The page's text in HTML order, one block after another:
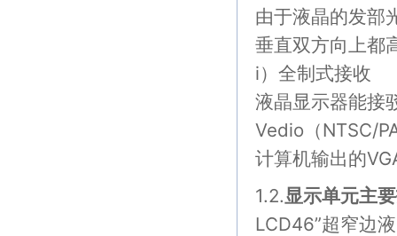
由于液晶的发部
垂直双方向上都
i）全制式接收
液晶显示器能接
Vedio（NTSC/
计算机输出的
1.2.显示单元主
LCD46”超窄边